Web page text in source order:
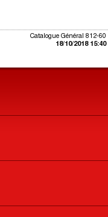
Catalogue Général 812-60
18/10/2018 15:40